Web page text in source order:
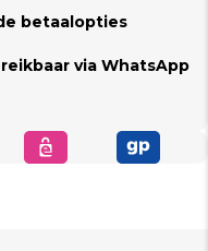
betaalopties
via WhatsApp